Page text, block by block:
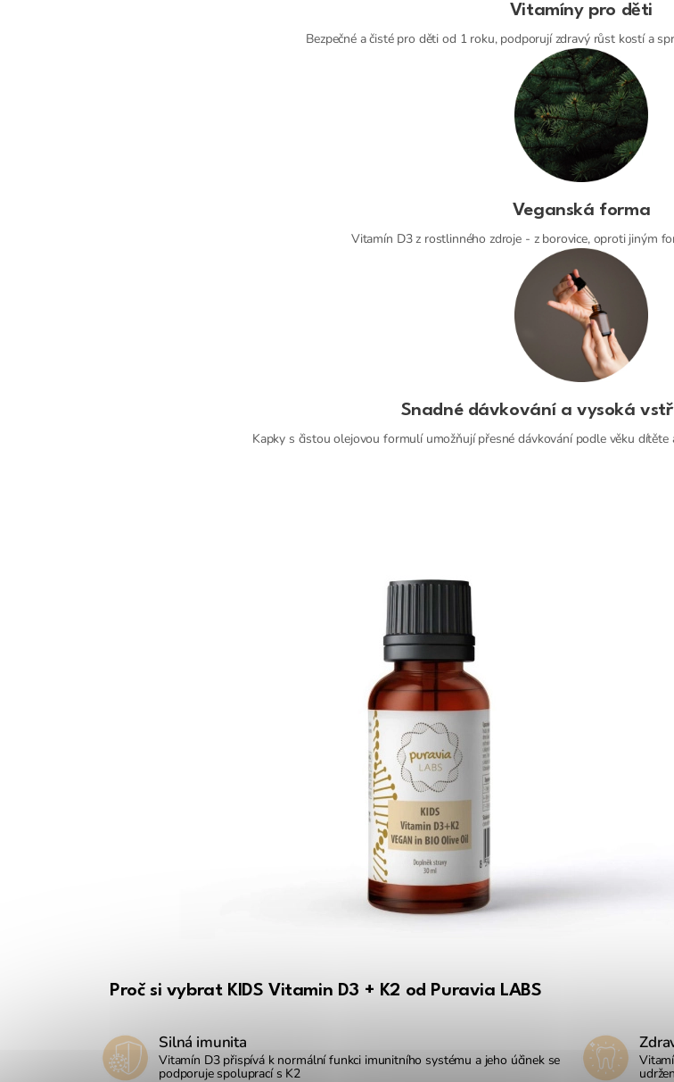
Vitamíny pro děti
Bezpečné a čisté pro děti od 1 roku, podporují zdravý růst kostí a
Veganská forma
Vitamín D3 z rostlinného zdroje - z borovice, oproti jiným
Snadné dávkování a vysoká
Kapky s čistou olejovou formulí umožňují přesné dávkování podle věku
Proč si vybrat KIDS Vitamin D3 + K2 od Puravia LABS
Silná imunita
Vitamín D3 přispívá k normální funkci imunitního systému a jeho účinek se
podporuje spoluprací s K2